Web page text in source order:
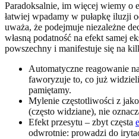
Paradoksalnie, im więcej wiemy o
łatwiej wpadamy w pułapkę iluzji
uważa, że podejmuje niezależne
własną podatność na efekt samej
powszechny i manifestuje się na
Automatyczne reagowanie
faworyzuje to, co już
pamiętamy.
Mylenie częstotliwości z
(często widziane), nie
Efekt przesytu – zbyt częsta
odwrotnie: prowadzi do